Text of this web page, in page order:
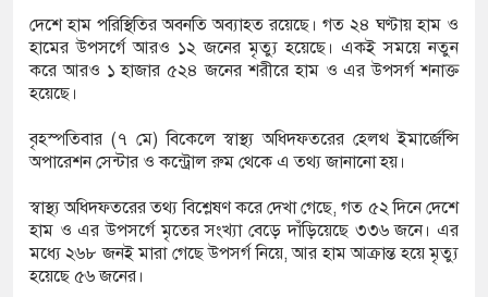
ছয় বছরের শিশুকে ধর্ষণের অভিযোগে
জব্দ
কাটিয়ে রেকর্ড গড়ে মেসির জোড়া গোল, বড় জয়
দেশে হাম পরিস্থিতির অবনতি অব্যাহত রয়েছে। গত ২৪ ঘণ্টায় হাম ও
হামের উপসর্গে আরও ১২ জনের মৃত্যু হয়েছে। একই সময়ে নতুন
করে আরও ১ হাজার ৫২৪ জনের শরীরে হাম ও এর উপসর্গ শনাক্ত
হয়েছে।
বৃহস্পতিবার (৭ মে) বিকেলে স্বাস্থ্য অধিদফতরের হেলথ ইমার্জেন্সি
অপারেশন সেন্টার ও কন্ট্রোল রুম থেকে এ তথ্য জানানো হয়।
স্বাস্থ্য অধিদফতরের তথ্য বিশ্লেষণ করে দেখা গেছে, গত ৫২ দিনে দেশে
হাম ও এর উপসর্গে মৃতের সংখ্যা বেড়ে দাঁড়িয়েছে ৩৩৬ জনে। এর
মধ্যে ২৬৮ জনই মারা গেছে উপসর্গ নিয়ে, আর হাম আক্রান্ত হয়ে মৃত্যু
হয়েছে ৫৬ জনের।